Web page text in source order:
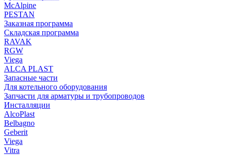
McAlpine
PESTAN
Заказная программа
Складская программа
RAVAK
RGW
Viega
АLCA PLAST
Запасные части
Для котельного оборудования
Запчасти для арматуры и трубопроводов
Инсталляции
AlcoPlast
Belbagno
Geberit
Viega
Vitra